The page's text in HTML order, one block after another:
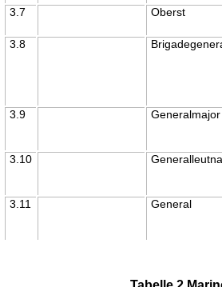
3.7
Oberst
3.8
3.9
Generalmajor
3.10
3.11
General